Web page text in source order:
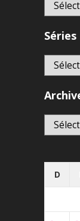
Séries
Archives
D